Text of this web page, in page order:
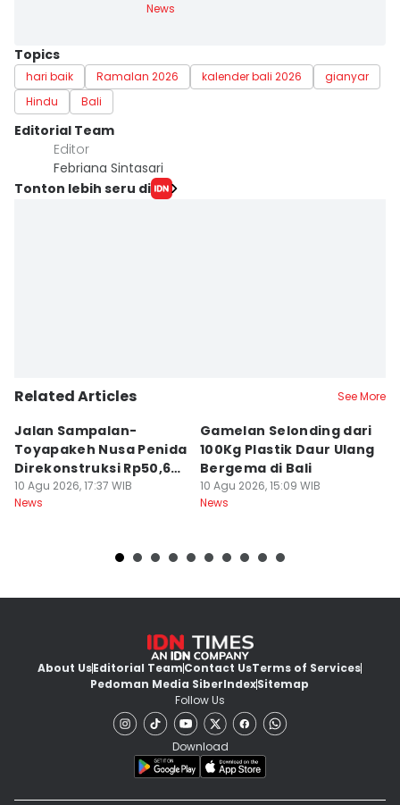
News
Topics
hari baik Ramalan 2026 kalender bali 2026
gianyar
Hindu
Bali
Editorial Team
Editor
Febriana Sintasari
Tonton lebih seru di
Related Articles See More
Jalan Sampalan-
Toyapakeh Nusa Penida
Direkonstruksi Rp50,6
Miliar
10 Agu 2026, 17:37 WIB
News
Gamelan Selonding dari
100Kg Plastik Daur Ulang
Bergema di Bali
10 Agu 2026, 15:09 WIB
News
About UsEditorial TeamContact UsTerms of Services
Pedoman Media SiberIndexSitemap
Follow Us
Download